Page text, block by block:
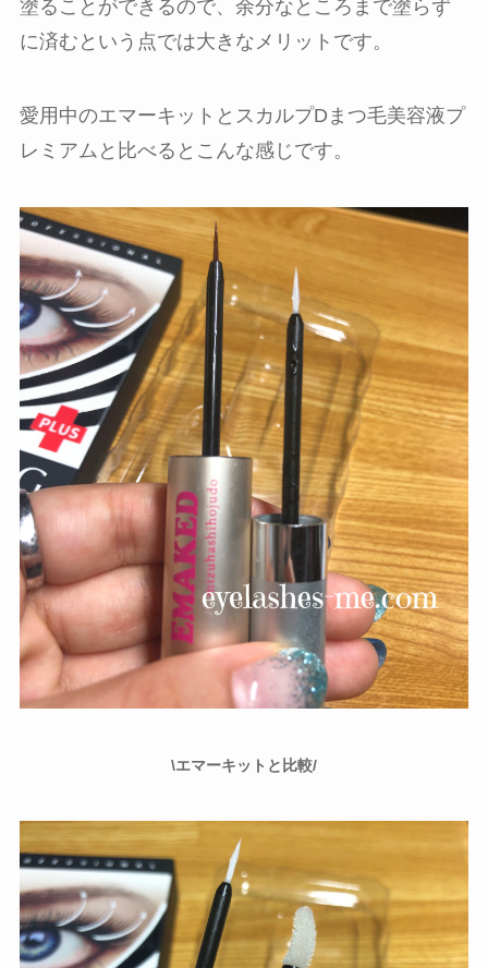
塗ることができるので、余分なところまで塗らず
に済むという点では大きなメリットです。
愛用中のエマーキットとスカルプDまつ毛美容液プ
レミアムと比べるとこんな感じです。
\エマーキットと比較/